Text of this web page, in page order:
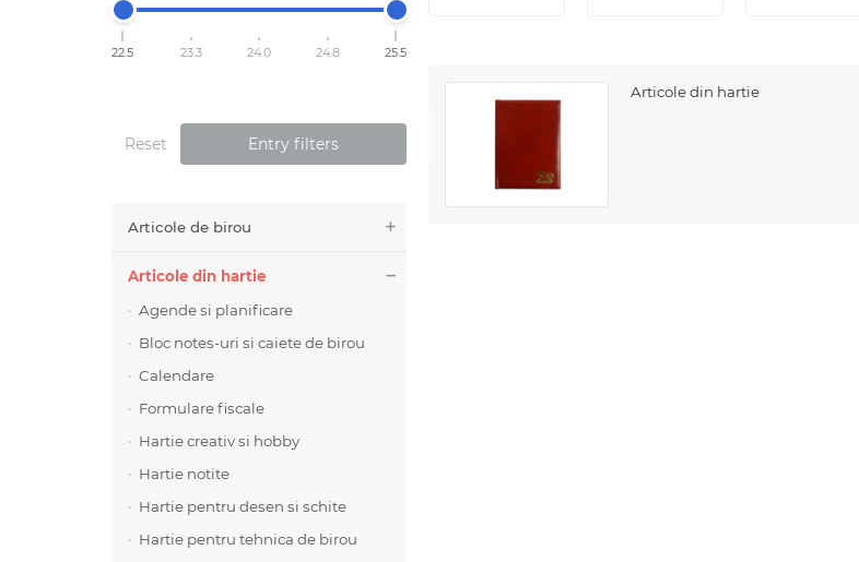
22.5 23.3 24.0 24.8 25.5
Reset Entry filters
Articole de birou
Articole din hartie
Agende si planificare
Bloc notes-uri si caiete de birou
Calendare
Formulare fiscale
Hartie creativ si hobby
Hartie notite
Hartie pentru desen si schite
Hartie pentru tehnica de birou
Articole din hartie